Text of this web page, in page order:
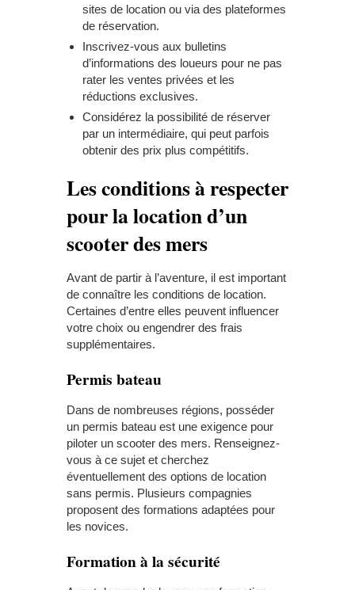
sites de location ou via des plateformes
de réservation.
Inscrivez-vous aux bulletins
d’informations des loueurs pour ne pas
rater les ventes privées et les
réductions exclusives.
Considérez la possibilité de réserver
par un intermédiaire, qui peut parfois
obtenir des prix plus compétitifs.
Les conditions à respecter
pour la location d’un
scooter des mers
Avant de partir à l’aventure, il est important
de connaître les conditions de location.
Certaines d’entre elles peuvent influencer
votre choix ou engendrer des frais
supplémentaires.
Permis bateau
Dans de nombreuses régions, posséder
un permis bateau est une exigence pour
piloter un scooter des mers. Renseignez-
vous à ce sujet et cherchez
éventuellement des options de location
sans permis. Plusieurs compagnies
proposent des formations adaptées pour
les novices.
Formation à la sécurité